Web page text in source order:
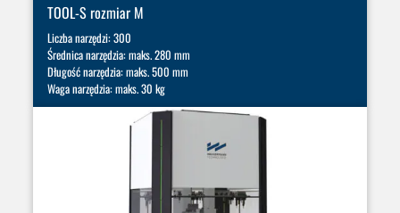
TOOL-S rozmiar M
Liczba narzędzi: 300
Średnica narzędzia: maks. 280 mm
Długość narzędzia: maks. 500 mm
Waga narzędzia: maks. 30 kg